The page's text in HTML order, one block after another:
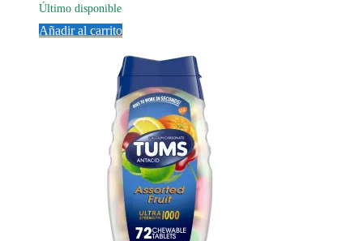
Último disponible
Añadir al carrito